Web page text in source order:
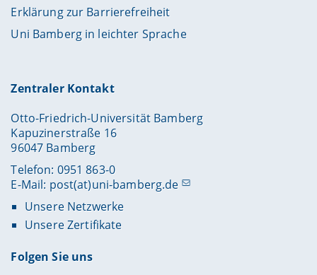
Erklärung zur Barrierefreiheit
Uni Bamberg in leichter Sprache
Zentraler Kontakt
Otto-Friedrich-Universität Bamberg
Kapuzinerstraße 16
96047 Bamberg
Telefon: 0951 863-0
E-Mail: post(at)uni-bamberg.de
Unsere Netzwerke
Unsere Zertifikate
Folgen Sie uns